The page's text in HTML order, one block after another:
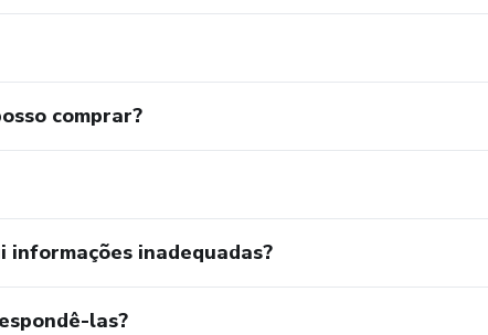
comprar?
informações inadequadas?
las?